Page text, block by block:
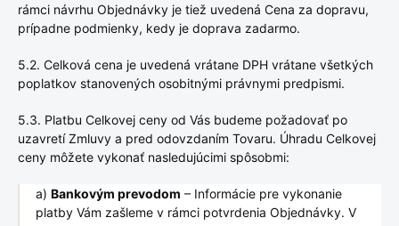
rámci návrhu Objednávky je tiež uvedená Cena za dopravu,
prípadne podmienky, kedy je doprava zadarmo.
5.2. Celková cena je uvedená vrátane DPH vrátane všetkých
poplatkov stanovených osobitnými právnymi predpismi.
5.3. Platbu Celkovej ceny od Vás budeme požadovať po
uzavretí Zmluvy a pred odovzdaním Tovaru. Úhradu Celkovej
ceny môžete vykonať nasledujúcimi spôsobmi:
a) Bankovým prevodom – Informácie pre vykonanie
platby Vám zašleme v rámci potvrdenia Objednávky. V